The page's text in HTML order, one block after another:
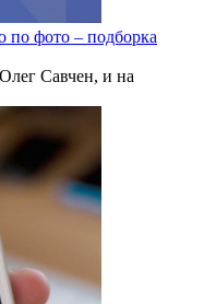
по фото – подборка
Савчен, и на